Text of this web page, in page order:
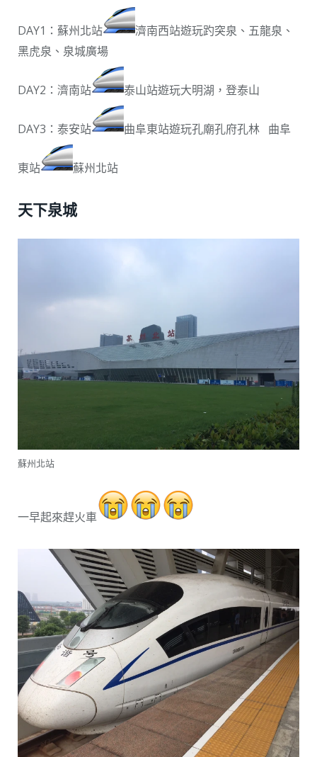
DAY1：蘇州北站
濟南西站遊玩趵突泉、五龍泉、
黑虎泉、泉城廣場
DAY2：濟南站 泰山站遊玩大明湖，登泰山
DAY3：泰安站 曲阜東站遊玩孔廟孔府孔林 曲阜
東站 蘇州北站
天下泉城
蘇州北站
一早起來趕火車